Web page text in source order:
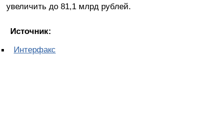
увеличить до 81,1 млрд рублей.
Источник:
Интерфакс